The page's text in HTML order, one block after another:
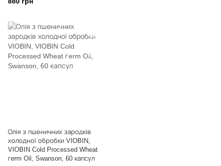
Олія з пшеничних зародків
холодної обробки VIOBIN,
VIOBIN Cold Processed Wheat
гerm Oil, Swanson, 60 капсул